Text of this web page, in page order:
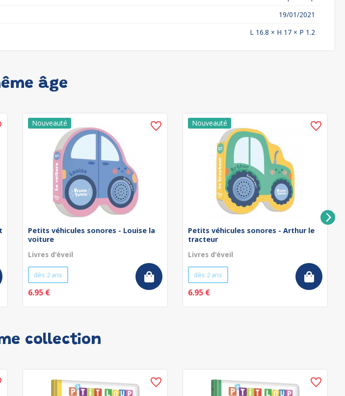
19/01/2021
L 16.8 × H 17 × P 1.2
âge
Petits véhicules sonores - Louise la
voiture
Livres d'éveil
dès 2 ans
6.95 €
Petits véhicules sonores - Arthur le
tracteur
Livres d'éveil
dès 2 ans
6.95 €
collection